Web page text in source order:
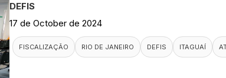
DEFIS
17 de October de 2024
FISCALIZAÇÃO RIO DE JANEIRO DEFIS ITAGUAÍ